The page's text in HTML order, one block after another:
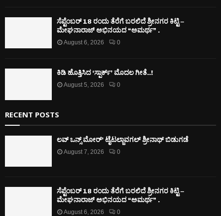
ಸೆಪ್ಟೆಂಬರ್ 18 ರಂದು ತೆರೆಗೆ ಬರಲಿದೆ ಶ್ರೀನಗರ ಕಿಟ್ಟಿ –
ಮೇಘನಾರಾಜ್ ಅಭಿನಯದ “ಅಮರ್ಥ” .
August 6, 2026 0
ಕಿಡಿ‌‌ ಹೊತ್ತಿಸಿದ ‘ಸ್ಪಾರ್ಕ್’ ಮೊದಲ‌ ಗೀತೆ..!
August 5, 2026 0
RECENT POSTS
ಲವ್ ಒನ್ಸ್ ಮೋರ್’ ಟೈಟಲ್ಜಾವಗಲ್ ಶ್ರೀನಾಥ್ ಬಿಡುಗಡೆ
August 7, 2026 0
ಸೆಪ್ಟೆಂಬರ್ 18 ರಂದು ತೆರೆಗೆ ಬರಲಿದೆ ಶ್ರೀನಗರ ಕಿಟ್ಟಿ –
ಮೇಘನಾರಾಜ್ ಅಭಿನಯದ “ಅಮರ್ಥ” .
August 6, 2026 0